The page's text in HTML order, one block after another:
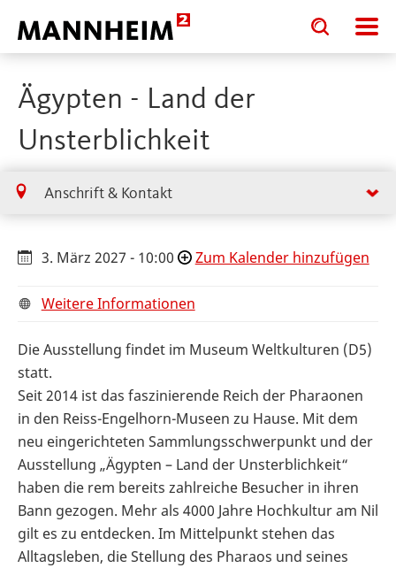
Toggle
search
input
Toggle
search
input
Ägypten - Land der
Unsterblichkeit
Anschrift & Kontakt
3. März 2027 - 10:00 Zum Kalender hinzufügen
Weitere Informationen
Die Ausstellung findet im Museum Weltkulturen (D5)
statt.
Seit 2014 ist das faszinierende Reich der Pharaonen
in den Reiss-Engelhorn-Museen zu Hause. Mit dem
neu eingerichteten Sammlungsschwerpunkt und der
Ausstellung „Ägypten – Land der Unsterblichkeit“
haben die rem bereits zahlreiche Besucher in ihren
Bann gezogen. Mehr als 4000 Jahre Hochkultur am Nil
gilt es zu entdecken. Im Mittelpunkt stehen das
Alltagsleben, die Stellung des Pharaos und seines